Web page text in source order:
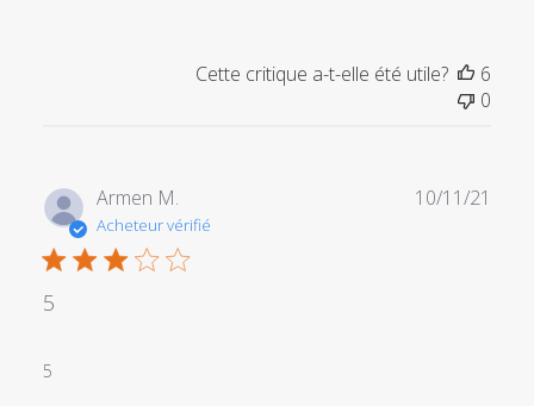
Cette critique a-t-elle été utile?
6
0
Armen M.
Acheteur vérifié
5
5
10/11/21